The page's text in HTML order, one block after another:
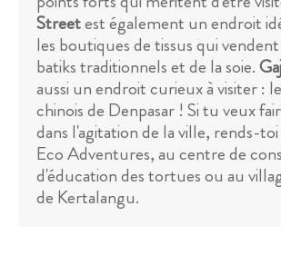
Streetest également un endroit
les boutiques de tissus qui
batiks traditionnels et de la soie.
aussi un endroit curieux à visiter :
chinois de Denpasar ! Si tu veux
dans l'agitation de la ville, rends-toi
Eco Adventures, au centre de
d'éducation des tortues ou au
de Kertalangu.